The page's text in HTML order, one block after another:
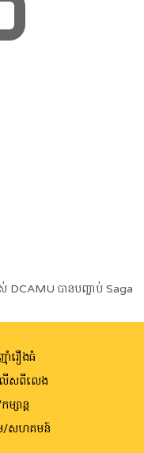
DCAMU បានបញ្ចាប់ Saga
ាំរឿងធំ
ើសពីលេង
សាន្ត
/សហគមន៍